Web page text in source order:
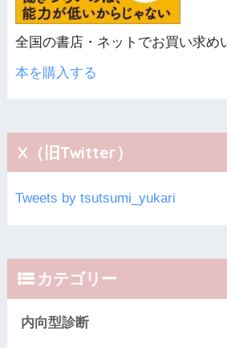
全国の書店・ネットでお買い求め
本を購入する
X（旧Twitter）
Tweets by tsutsumi_yukari
カテゴリー
内向型診断